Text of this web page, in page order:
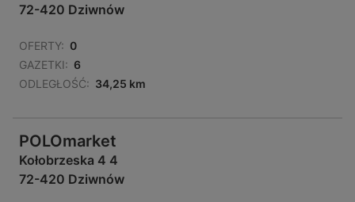
72-420 Dziwnów
OFERTY: 0
GAZETKI: 6
ODLEGŁOŚĆ: 34,25 km
POLOmarket
Kołobrzeska 4 4
72-420 Dziwnów